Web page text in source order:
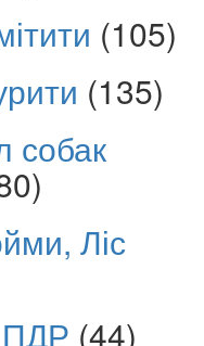
(105)
(135)
собак
Ліс
ПДР (44)